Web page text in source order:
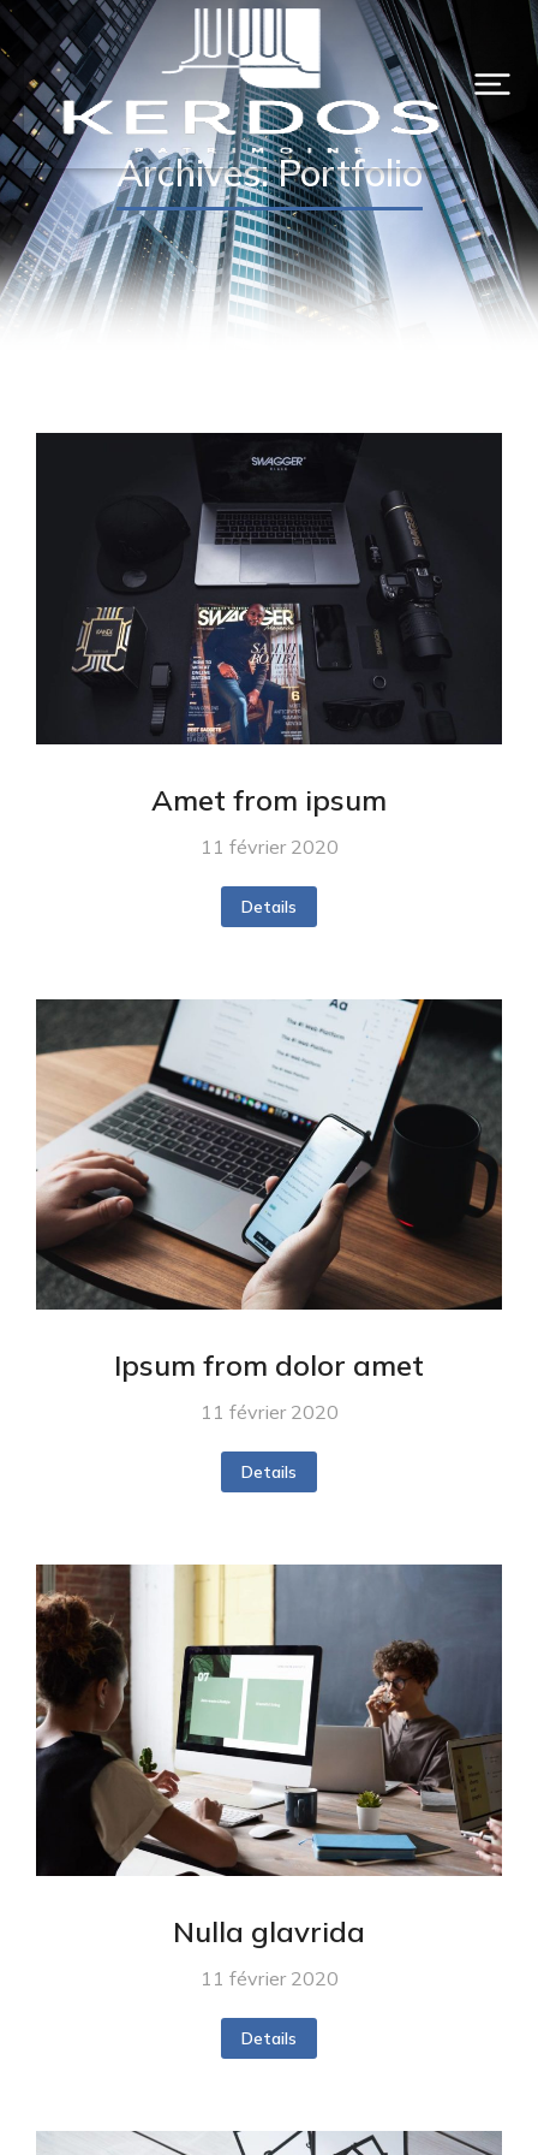
Archives: Portfolio
Amet from ipsum
11 février 2020
Details
Ipsum from dolor amet
11 février 2020
Details
Nulla glavrida
11 février 2020
Details